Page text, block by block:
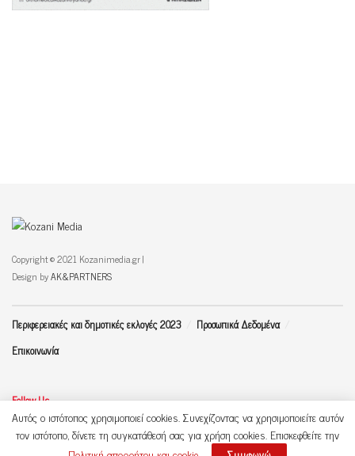
Copyright © 2021 Kozanimedia.gr |
Design byAK&PARTNERS
Περιφερειακές και δημοτικές εκλογές 2023
Προσωπικά Δεδομένα
Επικοινωνία
Follow Us
Αυτός ο ιστότοπος χρησιμοποιεί cookies. Συνεχίζοντας να χρησιμοποιείτε αυτόν
τον ιστότοπο, δίνετε τη συγκατάθεσή σας για χρήση cookies. Επισκεφθείτε την